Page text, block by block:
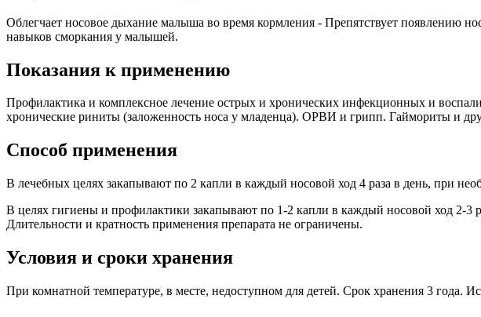
Облегчает носовое дыхание малыша во время кормления - Препятствует появлению
навыков сморкания у малышей.
Показания к применению
Профилактика и комплексное лечение острых и хронических инфекционных и
хронические риниты (заложенность носа у младенца). ОРВИ и грипп. Гаймориты и
Способ применения
В лечебных целях закапывают по 2 капли в каждый носовой ход 4 раза в день, при
В целях гигиены и профилактики закапывают по 1-2 капли в каждый носовой ход 2-3
Длительности и кратность применения препарата не ограничены.
Условия и сроки хранения
При комнатной температуре, в месте, недоступном для детей. Срок хранения 3 года.